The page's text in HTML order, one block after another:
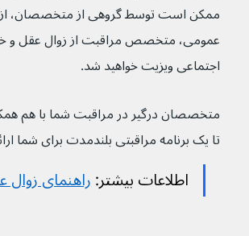
ممکن است توسط گروهی از متخصصان،
عمومی، متخصص مراقبت از زوال عقل و
اجتماعی ویزیت خواهید شد.
متخصصان درگیر در مراقبت شما با هم
تا یک برنامه مراقبتی بلندمدت برای شما
اطلاعات بیشتر: راهنمای زوال